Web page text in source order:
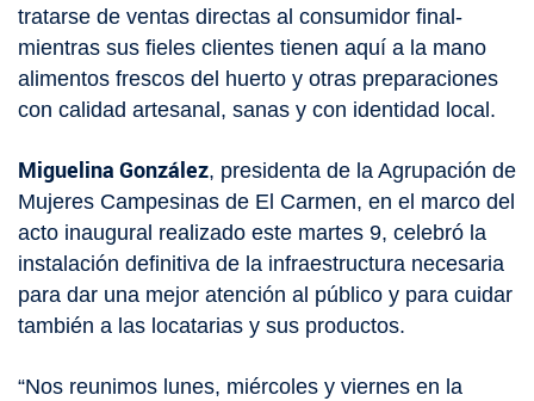
tratarse de ventas directas al consumidor final-
mientras sus fieles clientes tienen aquí a la mano
alimentos frescos del huerto y otras preparaciones
con calidad artesanal, sanas y con identidad local.
Miguelina González, presidenta de la Agrupación de
Mujeres Campesinas de El Carmen, en el marco del
acto inaugural realizado este martes 9, celebró la
instalación definitiva de la infraestructura necesaria
para dar una mejor atención al público y para cuidar
también a las locatarias y sus productos.
“Nos reunimos lunes, miércoles y viernes en la